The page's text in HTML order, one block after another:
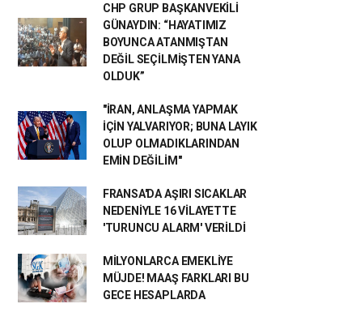
CHP GRUP BAŞKANVEKİLİ
GÜNAYDIN: “HAYATIMIZ
BOYUNCA ATANMIŞTAN
DEĞİL SEÇİLMİŞTEN YANA
OLDUK”
"İRAN, ANLAŞMA YAPMAK
İÇİN YALVARIYOR; BUNA LAYIK
OLUP OLMADIKLARINDAN
EMİN DEĞİLİM"
FRANSA'DA AŞIRI SICAKLAR
NEDENİYLE 16 VİLAYETTE
'TURUNCU ALARM' VERİLDİ
MİLYONLARCA EMEKLİYE
MÜJDE! MAAŞ FARKLARI BU
GECE HESAPLARDA